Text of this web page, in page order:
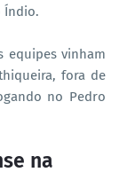
Índio.
equipes vinham
fora de
no Pedro
na